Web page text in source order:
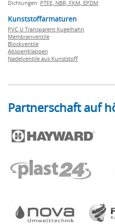
Dichtungen: PTFE, NBR, FKM, EPDM
Kunststoffarmaturen
PVC U Transparent Kugelhahn
Membranventile
Blockventile
Absperrklappen
Nadelventile aus Kunststoff
Partnerschaft auf